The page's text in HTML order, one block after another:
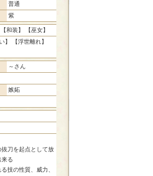
普通
紫
和装】 【巫女】
】 【浮世離れ】
～さん
嫉妬
刀を起点として放
る
技の性質、威力、